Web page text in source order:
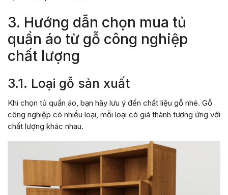
3. Hướng dẫn chọn mua tủ
quần áo từ gỗ công nghiệp
chất lượng
3.1. Loại gỗ sản xuất
Khi chọn tủ quần áo, bạn hãy lưu ý đến chất liệu gỗ nhé. Gỗ
công nghiệp có nhiều loại, mỗi loại có giá thành tương ứng với
chất lượng khác nhau.